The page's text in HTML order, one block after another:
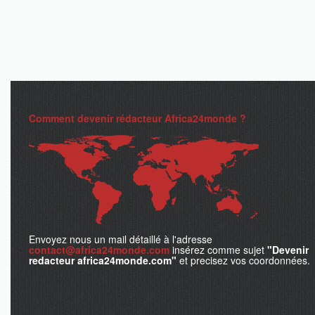
Comment devenir rédacteur Africa24monde ?
Envoyez nous un mail détaillé à l'adresse
contact@africa24monde.com insérez comme sujet "Devenir
redacteur africa24monde.com" et precisez vos coordonnées.